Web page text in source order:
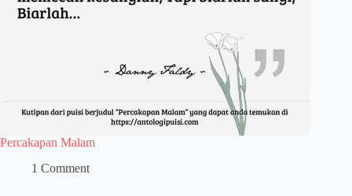
Percakapan Malam
1 Comment